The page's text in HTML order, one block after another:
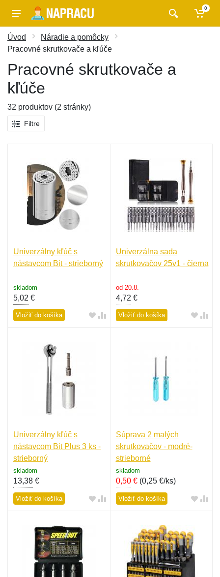
0
Úvod
Náradie a pomôcky
Pracovné skrutkovače a kľúče
Pracovné skrutkovače a
kľúče
32 produktov (2 stránky)
Filtre
Univerzálny kľúč s
nástavcom Bit - strieborný
skladom
5,02 €
Vložiť do košíka
Univerzálna sada
skrutkovačov 25v1 - čierna
od 20.8.
4,72 €
Vložiť do košíka
Univerzálny kľúč s
nástavcom Bit Plus 3 ks -
strieborný
skladom
13,38 €
Vložiť do košíka
Súprava 2 malých
skrutkovačov - modré-
strieborné
skladom
0,50€(0,25 €/ks)
Vložiť do košíka